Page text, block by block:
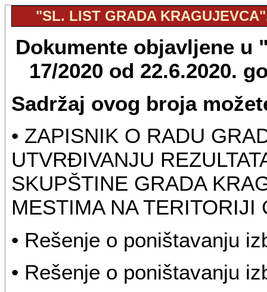
"SL. LIST GRADA
Dokumente objavljene u
17/2020 od 22.6.2020.
Sadržaj ovog broja
• ZAPISNIK O RADU
UTVRĐIVANJU
SKUPŠTINE GRADA
MESTIMA NA TERITORIJI
• Rešenje o poništavanju
• Rešenje o poništavanju